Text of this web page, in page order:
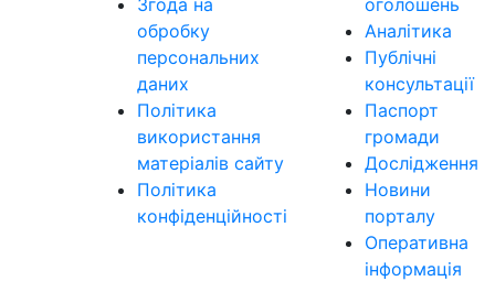
обробку
персональних
даних
Політика
використання
матеріалів сайту
Політика
конфіденційності
Аналітика
Публічні
консультації
Паспорт
громади
Дослідження
Новини
порталу
Оперативна
інформація